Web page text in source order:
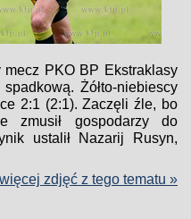
mecz PKO BP Ekstraklasy
Żółto-niebiescy
2:1 (2:1). Zaczęli źle, bo
zmusił gospodarzy do
ustalił Nazarij Rusyn,
więcej zdjęć z tego tematu »